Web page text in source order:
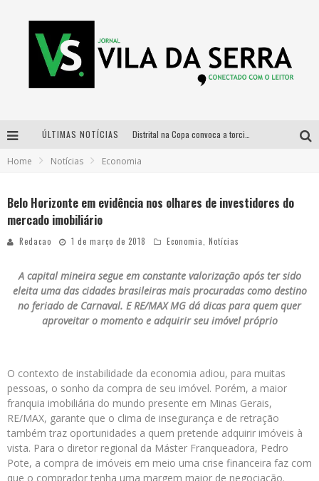
ÚLTIMAS NOTÍCIAS
Home Notícias Economia
Belo Horizonte em evidência nos olhares de investidores do
mercado imobiliário
Redacao 1 de março de 2018 Economia Notícias
A capital mineira segue em constante valorização após ter sido
eleita uma das cidades brasileiras mais procuradas como destino
no feriado de Carnaval. E RE/MAX MG dá dicas para quem quer
aproveitar o momento e adquirir seu imóvel próprio
O contexto de instabilidade da economia adiou, para muitas
pessoas, o sonho da compra de seu imóvel. Porém, a maior
franquia imobiliária do mundo presente em Minas Gerais,
RE/MAX, garante que o clima de insegurança e de retração
também traz oportunidades a quem pretende adquirir imóveis à
vista. Para o diretor regional da Máster Franqueadora, Pedro
Pote, a compra de imóveis em meio uma crise financeira faz com
que o comprador tenha uma margem maior de negociação.